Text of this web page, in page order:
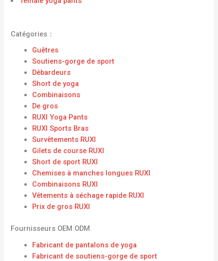
Catégories：
Guêtres
Soutiens-gorge de sport
Débardeurs
Short de yoga
Combinaisons
De gros
RUXI Yoga Pants
RUXI Sports Bras
Survêtements RUXI
Gilets de course RUXI
Short de sport RUXI
Chemises à manches longues RUXI
Combinaisons RUXI
Vêtements à séchage rapide RUXI
Prix ​​de gros RUXI
Fournisseurs OEM ODM
Fabricant de pantalons de yoga
Fabricant de soutiens-gorge de sport